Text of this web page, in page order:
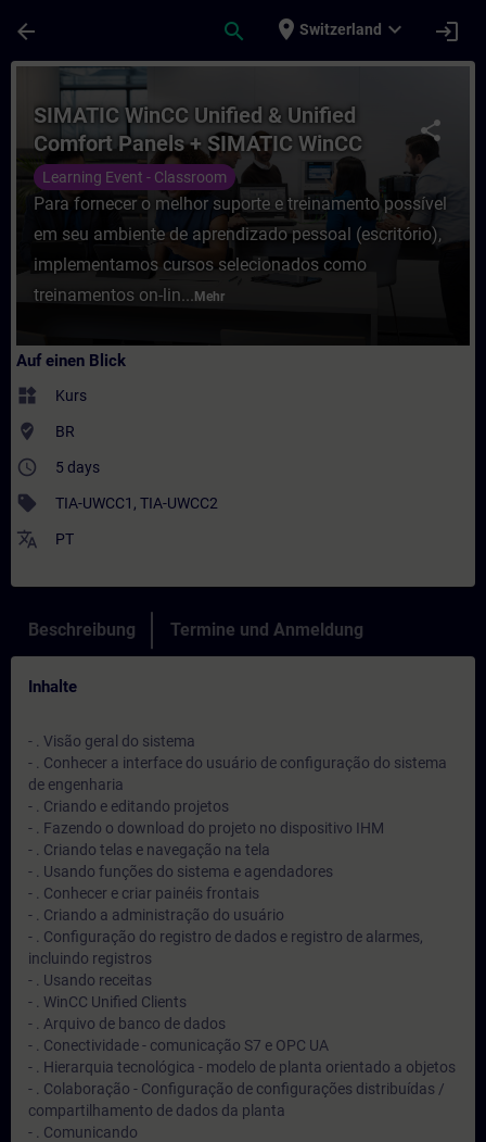
arrow_back search place Switzerland expand_more login
Kurs - SIMATIC WinCC Unified &
share
SIMATIC WinCC Unified & Unified
Comfort Panels + SIMATIC WinCC
Unified para PC-Systems
Learning Event - Classroom
Para fornecer o melhor suporte e treinamento possível
em seu ambiente de aprendizado pessoal (escritório),
implementamos cursos selecionados como
treinamentos on-lin... Mehr
Auf einen Blick
widgets Kurs
where_to_vote BR
access_time 5 days
sell TIA-UWCC1, TIA-UWCC2
translate PT
Beschreibung Termine und Anmeldung
Inhalte
- . Visão geral do sistema
- . Conhecer a interface do usuário de configuração do sistema
de engenharia
- . Criando e editando projetos
- . Fazendo o download do projeto no dispositivo IHM
- . Criando telas e navegação na tela
- . Usando funções do sistema e agendadores
- . Conhecer e criar painéis frontais
- . Criando a administração do usuário
- . Configuração do registro de dados e registro de alarmes,
incluindo registros
- . Usando receitas
- . WinCC Unified Clients
- . Arquivo de banco de dados
- . Conectividade - comunicação S7 e OPC UA
- . Hierarquia tecnológica - modelo de planta orientado a objetos
- . Colaboração - Configuração de configurações distribuídas /
compartilhamento de dados da planta
- . Comunicando